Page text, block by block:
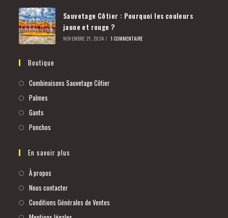
Sauvetage Côtier : Pourquoi les couleurs
jaune et rouge ?
NOVEMBRE 21, 2024 / 1 COMMENTAIRE
Boutique
Combinaisons Sauvetage Côtier
Palmes
Gants
Ponchos
En savoir plus
À propos
Nous contacter
Conditions Générales de Ventes